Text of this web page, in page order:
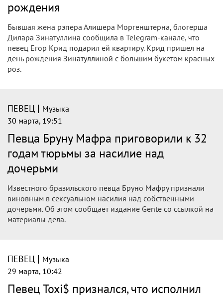
Певца Бруно Мафру приговорили к 32
годам колонии за сексуальное насилие
над дочерьми
Популярного бразильского певца Бруно Мафру признали
виновным в сексуальном насилии над собственными
ПЕВЕЦ |
30 марта, 22:40
Певец Шаман купил чувашской
картошки у бабушки из Канаша
Певец SHAMAN снова посетил Чувашию, но проездом,
пока ехал в поезде. Певец купил картошки у бабушки из
Канаша. Об этом он рассказал в своем канале.
ПЕВЕЦ | Музыка
30 марта, 21:02
Певец Егор Крид подарил жене